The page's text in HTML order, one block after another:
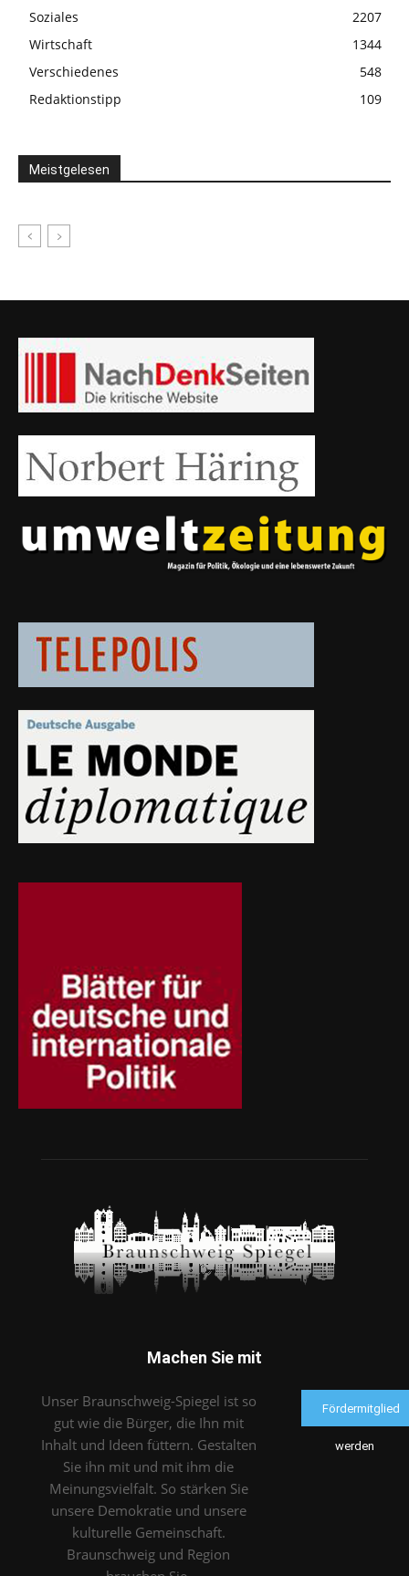
Soziales
2207
Wirtschaft
1344
Verschiedenes
548
Redaktionstipp
109
Meistgelesen
Machen Sie mit
Unser Braunschweig-Spiegel ist so
gut wie die Bürger, die Ihn mit
Inhalt und Ideen füttern. Gestalten
Sie ihn mit und mit ihm die
Meinungsvielfalt. So stärken Sie
unsere Demokratie und unsere
kulturelle Gemeinschaft.
Braunschweig und Region
Fördermitglied
werden